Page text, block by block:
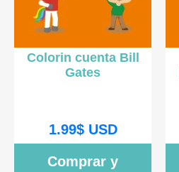
Colorin cuenta Bill
Gates
1.99$USD
Comprar y